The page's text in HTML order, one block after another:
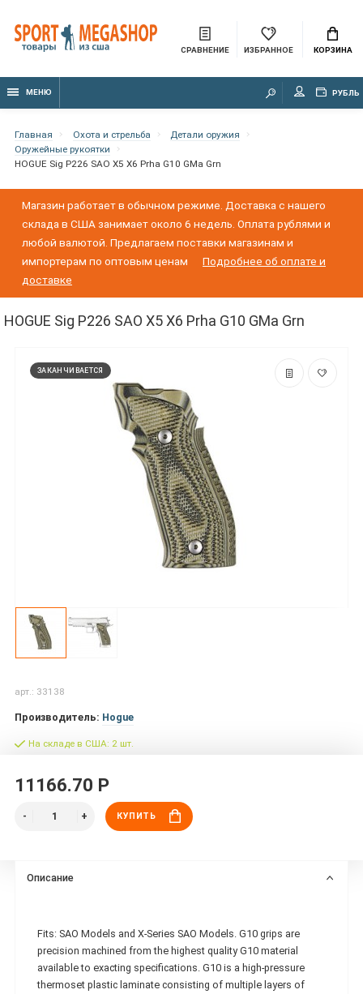
СРАВНЕНИЕ ИЗБРАННОЕ КОРЗИНА
МЕНЮ РУБЛЬ
Главная Охота и стрельба
Детали оружия
Оружейные рукоятки
HOGUE Sig P226 SAO X5 X6 Prha G10 GMa Grn
Магазин работает в обычном режиме. Доставка с нашего
склада в США занимает около 6 недель. Оплата рублями и
любой валютой. Предлагаем поставки магазинам и
импортерам по оптовым ценам
Подробнее об оплате и
доставке
HOGUE Sig P226 SAO X5 X6 Prha G10 GMa Grn
ЗАКАНЧИВАЕТСЯ
арт.: 33138
Производитель: Hogue
На складе в США: 2 шт.
11166.70 Р
КУПИТЬ
Описание
Fits: SAO Models and X-Series SAO Models. G10 grips are
precision machined from the highest quality G10 material
available to exacting specifications. G10 is a high-pressure
thermoset plastic laminate consisting of multiple layers of